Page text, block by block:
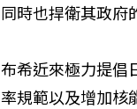
同時也捍衛其政府
布希近來極力提倡
率規範以及增加核